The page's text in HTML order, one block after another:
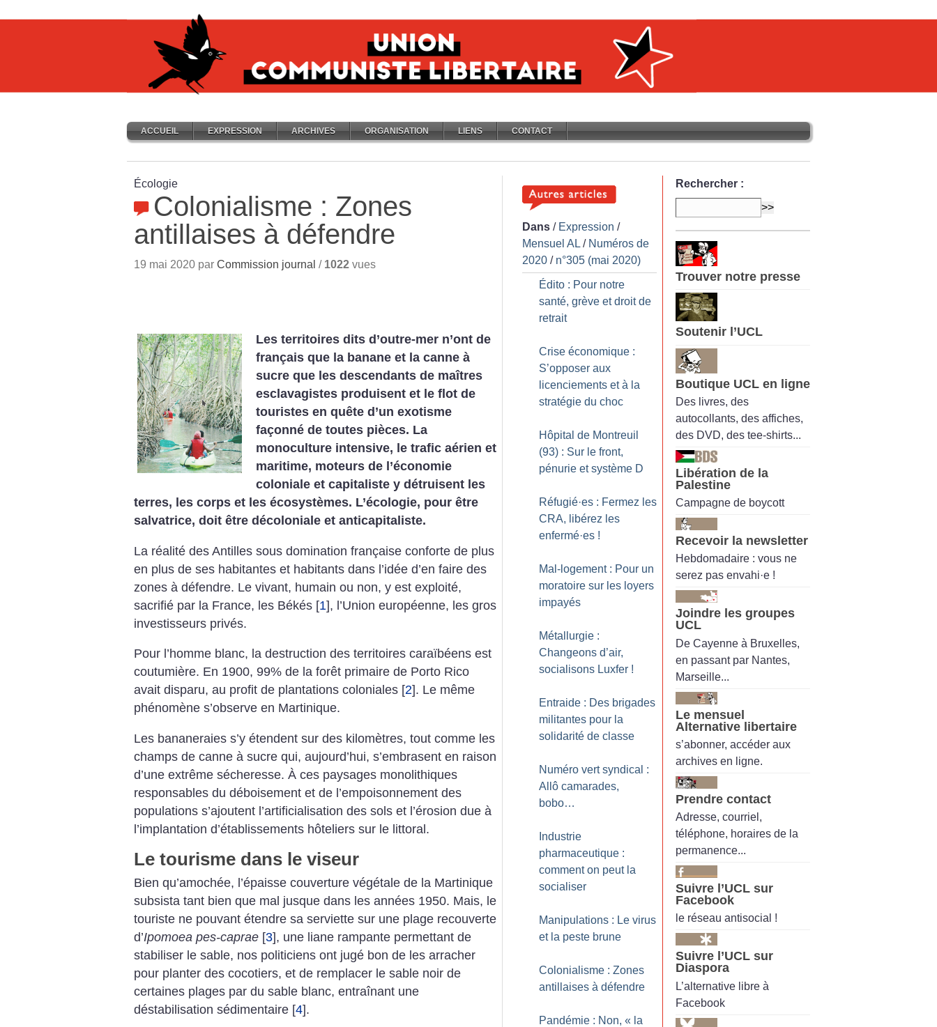
ACCUEIL EXPRESSION ARCHIVES ORGANISATION LIENS CONTACT
Écologie
Colonialisme : Zones
antillaises à défendre
19 mai 2020 par Commission journal / 1022 vues
Les territoires dits d’outre-mer n’ont de
français que la banane et la canne à
sucre que les descendants de maîtres
esclavagistes produisent et le flot de
touristes en quête d’un exotisme
façonné de toutes pièces. La
monoculture intensive, le trafic aérien et
maritime, moteurs de l’économie
coloniale et capitaliste y détruisent les
terres, les corps et les écosystèmes. L’écologie, pour être
salvatrice, doit être décoloniale et anticapitaliste.
La réalité des Antilles sous domination française conforte de plus
en plus de ses habitantes et habitants dans l’idée d’en faire des
zones à défendre. Le vivant, humain ou non, y est exploité,
sacrifié par la France, les Békés [1], l’Union européenne, les gros
investisseurs privés.
Pour l’homme blanc, la destruction des territoires caraïbéens est
coutumière. En 1900, 99% de la forêt primaire de Porto Rico
avait disparu, au profit de plantations coloniales [2]. Le même
phénomène s’observe en Martinique.
Les bananeraies s’y étendent sur des kilomètres, tout comme les
champs de canne à sucre qui, aujourd’hui, s’embrasent en raison
d’une extrême sécheresse. À ces paysages monolithiques
responsables du déboisement et de l’empoisonnement des
populations s’ajoutent l’artificialisation des sols et l’érosion due à
l’implantation d’établissements hôteliers sur le littoral.
Le tourisme dans le viseur
Bien qu’amochée, l’épaisse couverture végétale de la Martinique
subsista tant bien que mal jusque dans les années 1950. Mais, le
touriste ne pouvant étendre sa serviette sur une plage recouverte
d’Ipomoea pes-caprae [3], une liane rampante permettant de
stabiliser le sable, nos politiciens ont jugé bon de les arracher
pour planter des cocotiers, et de remplacer le sable noir de
certaines plages par du sable blanc, entraînant une
déstabilisation sédimentaire [4].
Dans / Expression /
Mensuel AL / Numéros de
2020 / n°305 (mai 2020)
Édito : Pour notre
santé, grève et droit de
retrait
Crise économique :
S’opposer aux
licenciements et à la
stratégie du choc
Hôpital de Montreuil
(93) : Sur le front,
pénurie et système D
Réfugié·es : Fermez les
CRA, libérez les
enfermé·es !
Mal-logement : Pour un
moratoire sur les loyers
impayés
Métallurgie :
Changeons d’air,
socialisons Luxfer !
Entraide : Des brigades
militantes pour la
solidarité de classe
Numéro vert syndical :
Allô camarades,
bobo…
Industrie
pharmaceutique :
comment on peut la
socialiser
Manipulations : Le virus
et la peste brune
Colonialisme : Zones
antillaises à défendre
Pandémie : Non, « la
Rechercher :
Trouver notre presse
Soutenir l’UCL
Boutique UCL en ligne
Des livres, des
autocollants, des affiches,
des DVD, des tee-shirts...
Libération de la
Palestine
Campagne de boycott
Recevoir la newsletter
Hebdomadaire : vous ne
serez pas envahi·e !
Joindre les groupes
UCL
De Cayenne à Bruxelles,
en passant par Nantes,
Marseille...
Le mensuel
Alternative libertaire
s’abonner, accéder aux
archives en ligne.
Prendre contact
Adresse, courriel,
téléphone, horaires de la
permanence...
Suivre l’UCL sur
Facebook
le réseau antisocial !
Suivre l’UCL sur
Diaspora
L’alternative libre à
Facebook